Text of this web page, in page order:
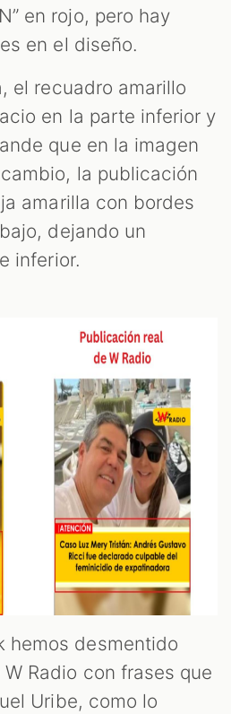
en rojo, pero hay
en el diseño.
el recuadro amarillo
en la parte inferior y
que en la imagen
la publicación
amarilla con bordes
dejando un
inferior.
hemos desmentido
Radio con frases que
Uribe, como lo